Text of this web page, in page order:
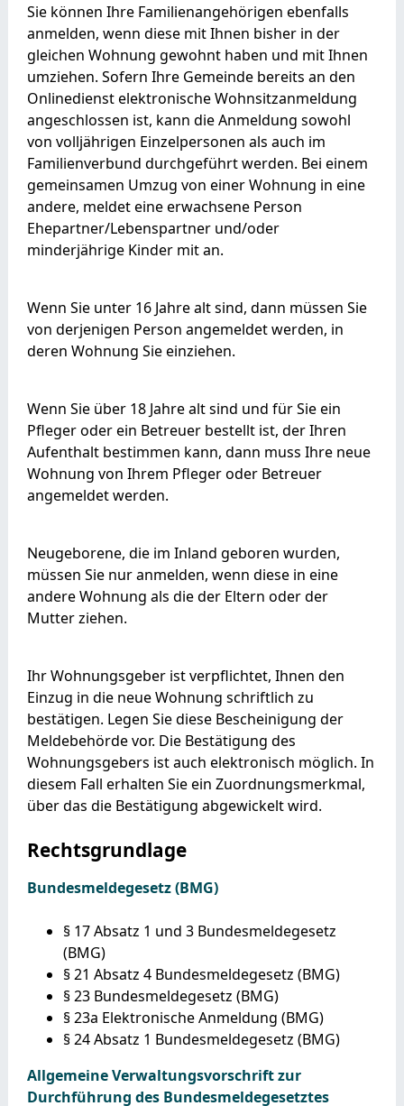
Sie können Ihre Familienangehörigen ebenfalls
anmelden, wenn diese mit Ihnen bisher in der
gleichen Wohnung gewohnt haben und mit Ihnen
umziehen. Sofern Ihre Gemeinde bereits an den
Onlinedienst elektronische Wohnsitzanmeldung
angeschlossen ist, kann die Anmeldung sowohl
von volljährigen Einzelpersonen als auch im
Familienverbund durchgeführt werden. Bei einem
gemeinsamen Umzug von einer Wohnung in eine
andere, meldet eine erwachsene Person
Ehepartner/Lebenspartner und/oder
minderjährige Kinder mit an.
Wenn Sie unter 16 Jahre alt sind, dann müssen Sie
von derjenigen Person angemeldet werden, in
deren Wohnung Sie einziehen.
Wenn Sie über 18 Jahre alt sind und für Sie ein
Pfleger oder ein Betreuer bestellt ist, der Ihren
Aufenthalt bestimmen kann, dann muss Ihre neue
Wohnung von Ihrem Pfleger oder Betreuer
angemeldet werden.
Neugeborene, die im Inland geboren wurden,
müssen Sie nur anmelden, wenn diese in eine
andere Wohnung als die der Eltern oder der
Mutter ziehen.
Ihr Wohnungsgeber ist verpflichtet, Ihnen den
Einzug in die neue Wohnung schriftlich zu
bestätigen. Legen Sie diese Bescheinigung der
Meldebehörde vor. Die Bestätigung des
Wohnungsgebers ist auch elektronisch möglich. In
diesem Fall erhalten Sie ein Zuordnungsmerkmal,
über das die Bestätigung abgewickelt wird.
Rechtsgrundlage
Bundesmeldegesetz (BMG)
§ 17 Absatz 1 und 3 Bundesmeldegesetz
(BMG)
§ 21 Absatz 4 Bundesmeldegesetz (BMG)
§ 23 Bundesmeldegesetz (BMG)
§ 23a Elektronische Anmeldung (BMG)
§ 24 Absatz 1 Bundesmeldegesetz (BMG)
Allgemeine Verwaltungsvorschrift zur
Durchführung des Bundesmeldegesetztes